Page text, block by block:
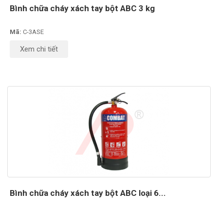
Bình chữa cháy xách tay bột ABC 3 kg
Mã: C-3ASE
Xem chi tiết
Bình chữa cháy xách tay bột ABC loại 6...